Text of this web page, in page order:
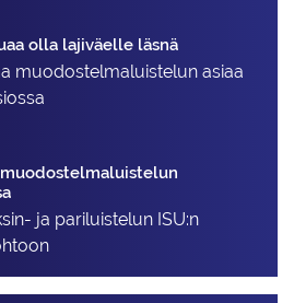
olla lajiväelle läsnä
muodostelma­luistelun asiaa
ja pariluistelun ISU:n